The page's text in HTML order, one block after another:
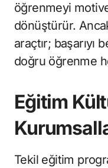
öğrenmeyi
dönüştürür.
araçtır; başarıyı
doğru öğrenme
Eğitim
Tekil eğitim